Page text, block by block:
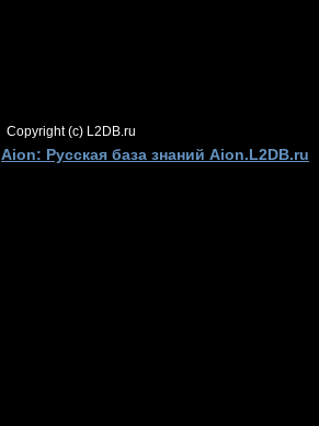
Copyright (c) L2DB.ru
Aion: Русская база знаний Aion.L2DB.ru